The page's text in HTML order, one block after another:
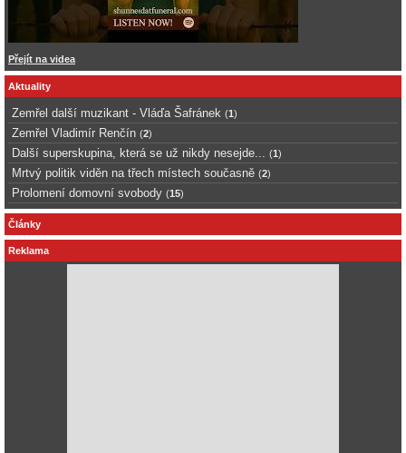
Přejít na videa
Aktuality
Zemřel další muzikant - Vláďa Šafránek (1)
Zemřel Vladimír Renčín (2)
Další superskupina, která se už nikdy nesejde... (1)
Mrtvý politik viděn na třech místech současně (2)
Prolomení domovní svobody (15)
Články
Reklama